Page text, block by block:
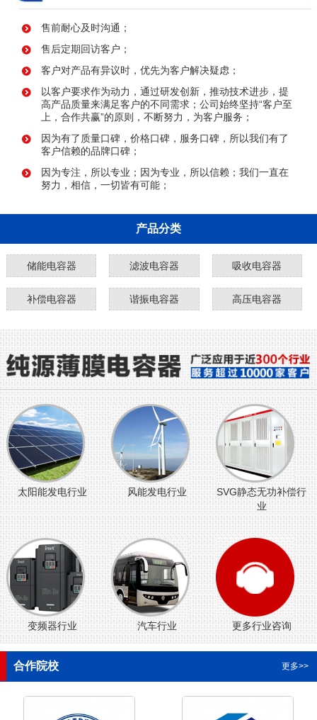
售前耐心及时沟通；
售后定期回访客户；
客户对产品有异议时，优先为客户解决疑虑；
以客户要求作为动力，通过研发创新，推动技术进步，提
高产品质量来满足客户的不同需求；公司始终坚持“客户至
上，合作共赢”的原则，不断努力，为客户服务；
因为有了质量口碑，价格口碑，服务口碑，所以我们有了
客户信赖的品牌口碑；
因为专注，所以专业；因为专业，所以信赖；我们一直在
努力，相信，一切皆有可能；
产品分类
储能电容器 滤波电容器 吸收电容器
补偿电容器 谐振电容器 高压电容器
太阳能发电行业 风能发电行业
SVG静态无功补偿行
业
变频器行业 汽车行业 更多行业咨询
合作院校 更多>>